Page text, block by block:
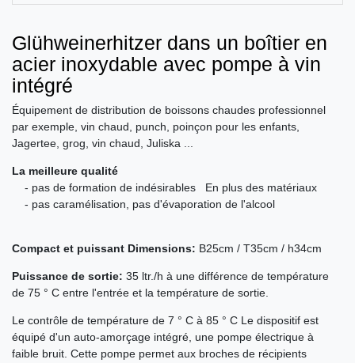
Glühweinerhitzer dans un boîtier en
acier inoxydable avec pompe à vin
intégré
Équipement de distribution de boissons chaudes professionnel
par exemple, vin chaud, punch, poinçon pour les enfants,
Jagertee, grog, vin chaud, Juliska ...
La meilleure qualité
- pas de formation de indésirables En plus des matériaux
- pas caramélisation, pas d'évaporation de l'alcool
Compact et puissant Dimensions: B25cm / T35cm / h34cm
Puissance de sortie: 35 ltr./h à une différence de température
de 75 ° C entre l'entrée et la température de sortie.
Le contrôle de température de 7 ° C à 85 ° C Le dispositif est
équipé d'un auto-amorçage intégré, une pompe électrique à
faible bruit. Cette pompe permet aux broches de récipients